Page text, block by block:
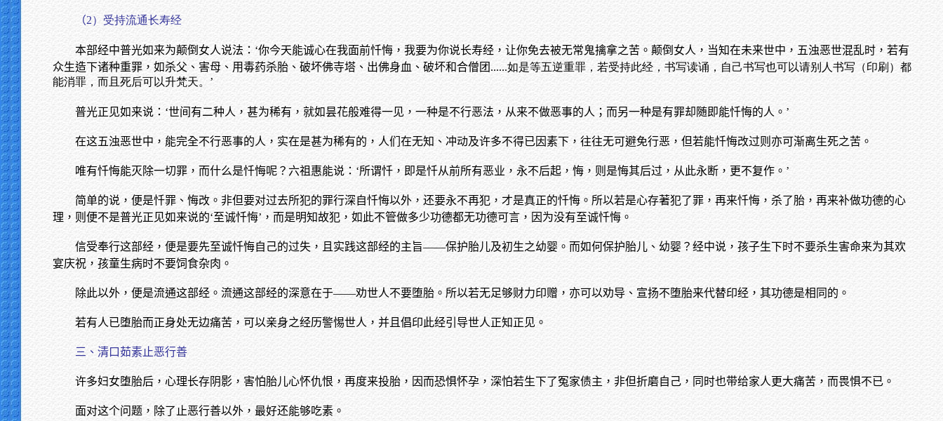
（2）受持流通长寿经
本部经中普光如来为颠倒女人说法：‘你今天能诚心在我面前忏悔，我要为你说长寿经，让你免去被无常鬼擒拿之苦。颠倒女人，当知在未来世中，五浊恶世混乱时，若有
众生造下诸种重罪，如杀父、害母、用毒药杀胎、破坏佛寺塔、出佛身血、破坏和合僧团 ......如是等五逆重罪，若受持此经，书写读诵，自己书写也可以请别人书写（印刷）都
能消罪，而且死后可以升梵天。’
普光正见如来说：‘世间有二种人，甚为稀有，就如昙花般难得一见，一种是不行恶法，从来不做恶事的人；而另一种是有罪却随即能忏悔的人。’
在这五浊恶世中，能完全不行恶事的人，实在是甚为稀有的，人们在无知、冲动及许多不得已因素下，往往无可避免行恶，但若能忏悔改过则亦可渐离生死之苦。
唯有忏悔能灭除一切罪，而什么是忏悔呢？六祖惠能说：‘所谓忏，即是忏从前所有恶业，永不后起，悔，则是悔其后过，从此永断，更不复作。’
简单的说，便是忏罪、悔改。非但要对过去所犯的罪行深自忏悔以外，还要永不再犯，才是真正的忏悔。所以若是心存著犯了罪，再来忏悔，杀了胎，再来补做功德的心
理，则便不是普光正见如来说的‘至诚忏悔’，而是明知故犯，如此不管做多少功德都无功德可言，因为没有至诚忏悔。
信受奉行这部经，便是要先至诚忏悔自己的过失，且实践这部经的主旨——保护胎儿及初生之幼婴。而如何保护胎儿、幼婴？经中说，孩子生下时不要杀生害命来为其欢
宴庆祝，孩童生病时不要饲食杂肉。
除此以外，便是流通这部经。流通这部经的深意在于——劝世人不要堕胎。所以若无足够财力印赠，亦可以劝导、宣扬不堕胎来代替印经，其功德是相同的。
若有人已堕胎而正身处无边痛苦，可以亲身之经历警惕世人，并且倡印此经引导世人正知正见。
三、清口茹素止恶行善
许多妇女堕胎后，心理长存阴影，害怕胎儿心怀仇恨，再度来投胎，因而恐惧怀孕，深怕若生下了冤家债主，非但折磨自己，同时也带给家人更大痛苦，而畏惧不已。
面对这个问题，除了止恶行善以外，最好还能够吃素。